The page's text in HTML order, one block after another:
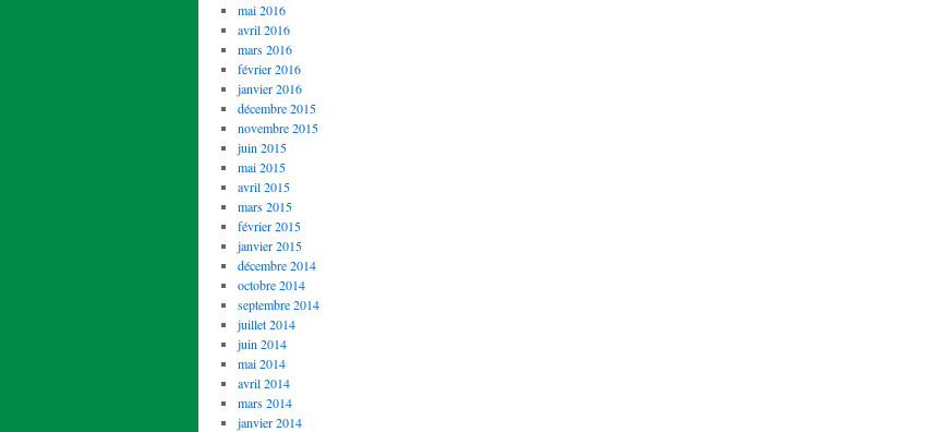
mai 2016
avril 2016
mars 2016
février 2016
janvier 2016
décembre 2015
novembre 2015
juin 2015
mai 2015
avril 2015
mars 2015
février 2015
janvier 2015
décembre 2014
octobre 2014
septembre 2014
juillet 2014
juin 2014
mai 2014
avril 2014
mars 2014
janvier 2014